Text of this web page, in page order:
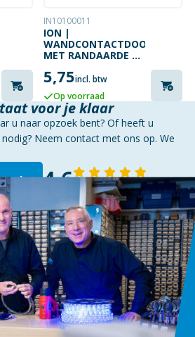
IN10100011
ION |
WANDCONTACTDOOS
MET RANDAARDE |
GLANZEND WIT
5,75incl. btw
Op voorraad
voor je klaar
u naar opzoek bent? Of heeft u
Neem contact met ons op. We
4,6 143 reviews